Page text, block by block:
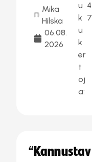
Mika
Hilska
06.08.
2026
u
k
u
k
er
t
oj
a:
4
7
“Kannustav